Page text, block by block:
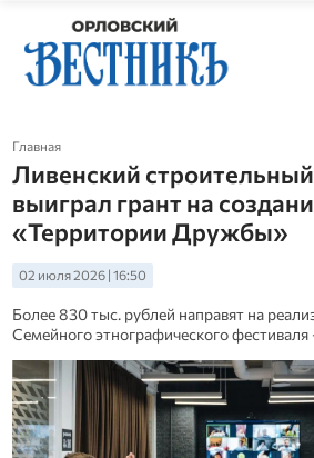
Главная
Ливенский
выиграл грант на
«Территории Дружбы»
02 июля 2026 | 16:50
Более 830 тыс. рублей направят на
Семейного этнографического фестиваля